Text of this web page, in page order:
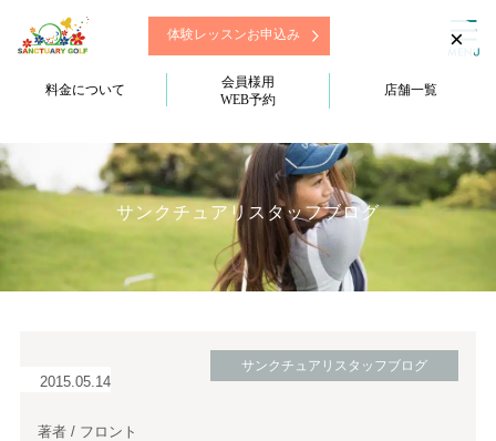
体験レッスンお申込み
料金について
会員様用
WEB予約
店舗一覧
サンクチュアリスタッフブログ
2015.05.14
サンクチュアリスタッフブログ
著者 / フロント
×